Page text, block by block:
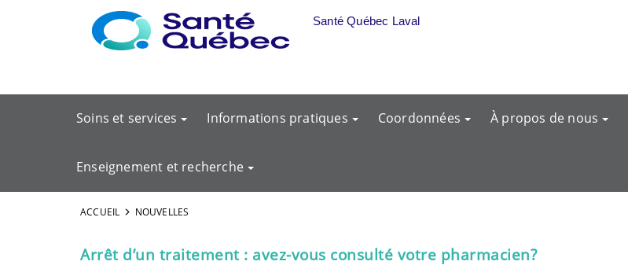
Aller au menu principal
Santé Québec Laval
Soins et services Informations pratiques Coordonnées À propos de nous
Enseignement et recherche
ACCUEIL NOUVELLES
Arrêt d’un traitement : avez-vous consulté votre pharmacien?